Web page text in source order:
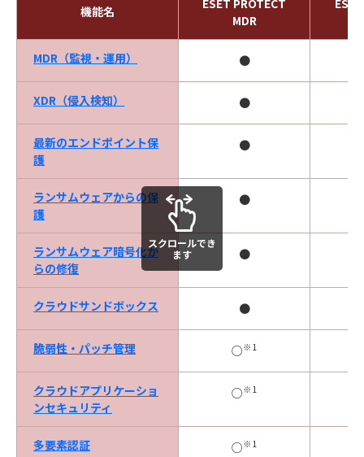
機能名
MDR
MDR（監視・運用） ●
XDR（侵入検知） ●
最新のエンドポイント保
護
●
ランサムウェアからの保
護
●
ランサムウェア暗号化か
らの修復
●
クラウドサンドボックス ●
脆弱性・パッチ管理 ○※1
クラウドアプリケーショ
ンセキュリティ
○※1
多要素認証 ○※1
スクロールでき
ます